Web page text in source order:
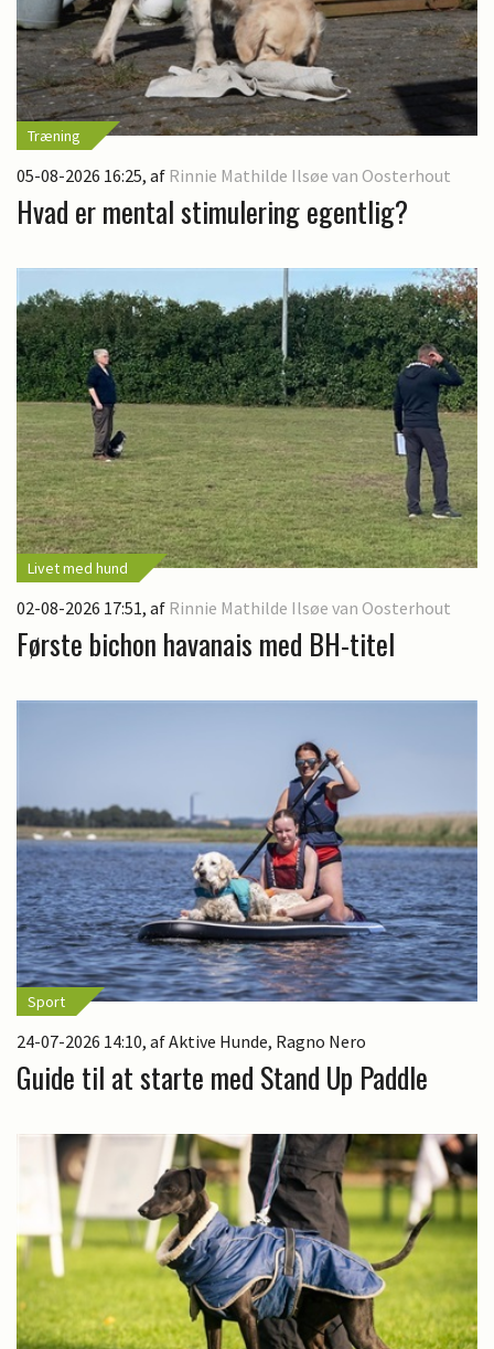
Træning
05-08-2026 16:25, af Rinnie Mathilde Ilsøe van Oosterhout
Hvad er mental stimulering egentlig?
Livet med hund
02-08-2026 17:51, af Rinnie Mathilde Ilsøe van Oosterhout
Første bichon havanais med BH-titel
Sport
24-07-2026 14:10, af Aktive Hunde, Ragno Nero
Guide til at starte med Stand Up Paddle